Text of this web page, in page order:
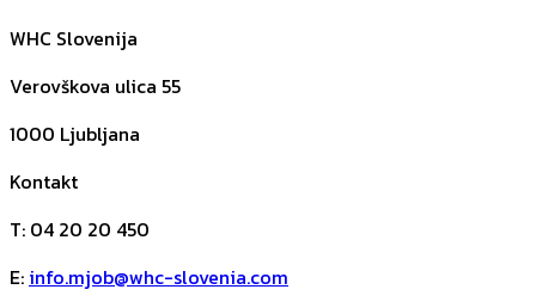
WHC Slovenija
Verovškova ulica 55
1000 Ljubljana
Kontakt
T: 04 20 20 450
E: info.mjob@whc-slovenia.com